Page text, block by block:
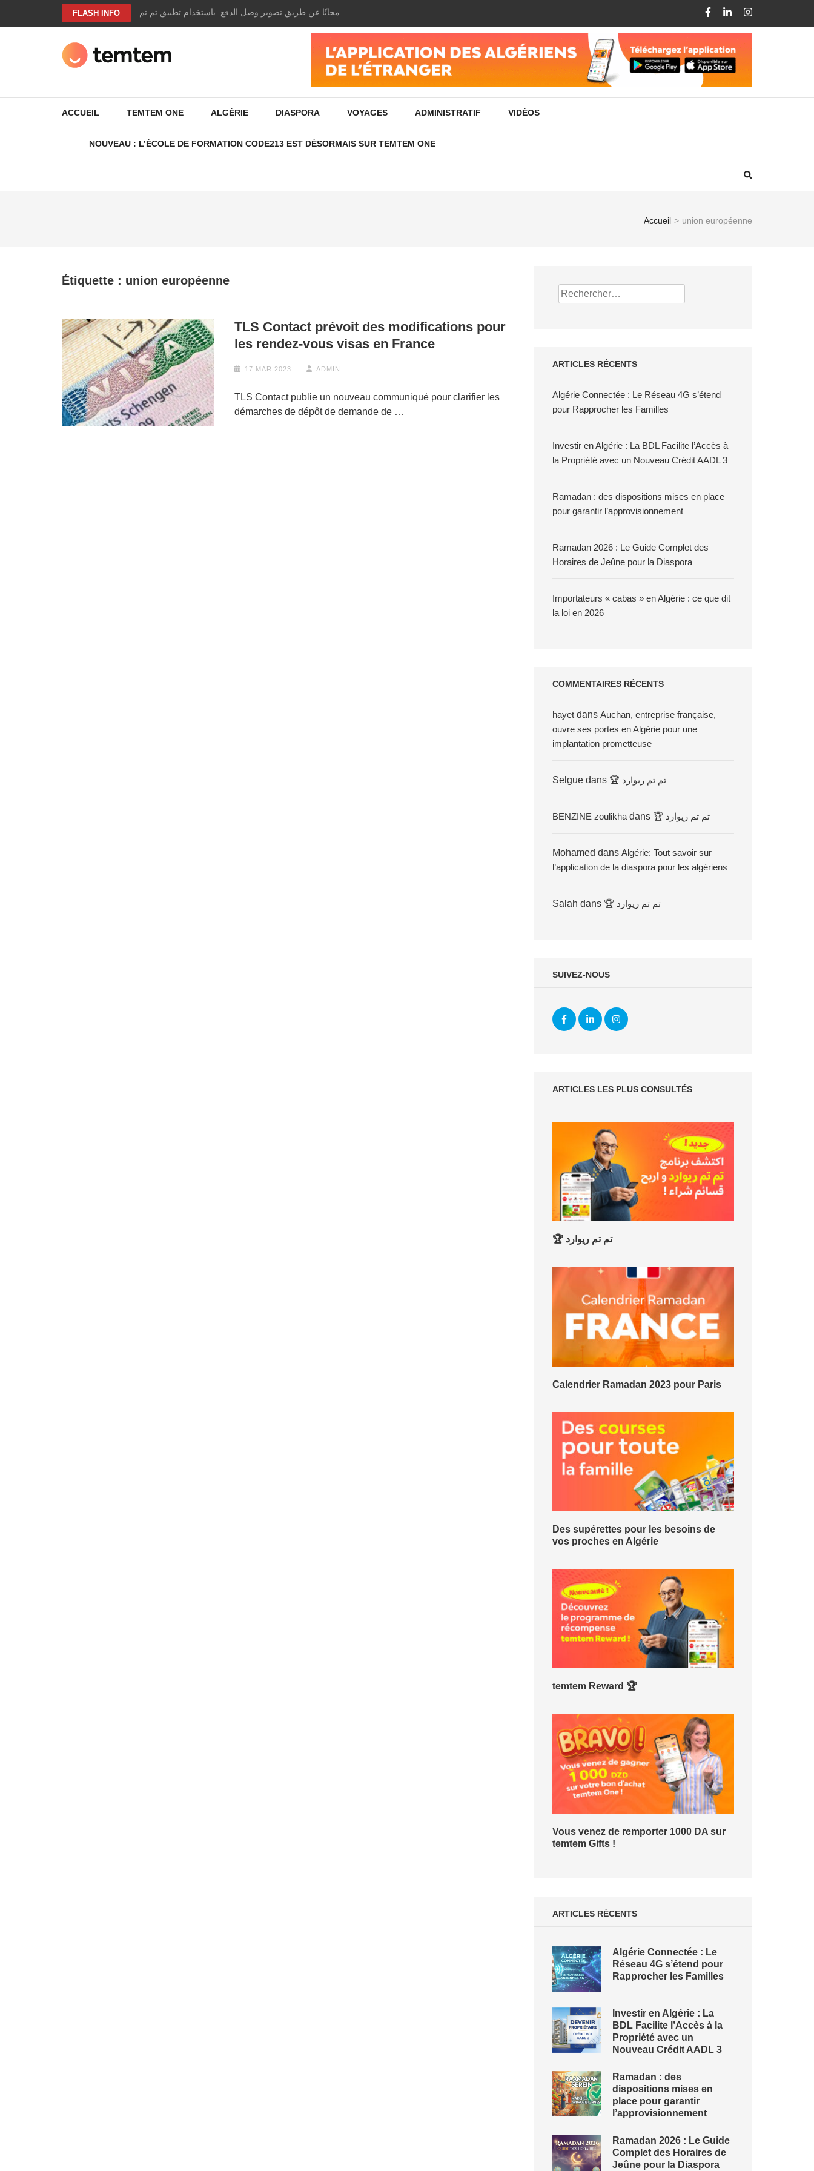
FLASH INFO ادفع فواتير الإنترنت الخاصة بك بسهولة ومجانًا عن طريق تصوير وصل الدفع باستخدام تطبيق تم تم
ACCUEIL TEMTEM ONE ALGÉRIE DIASPORA VOYAGES ADMINISTRATIF VIDÉOS
NOUVEAU : L’ÉCOLE DE FORMATION CODE213 EST DÉSORMAIS SUR TEMTEM ONE
Accueil > union européenne
Étiquette : union européenne
TLS Contact prévoit des modifications pour
les rendez-vous visas en France
17 MAR 2023 ADMIN
TLS Contact publie un nouveau communiqué pour clarifier les
démarches de dépôt de demande de …
Rechercher :
ARTICLES RÉCENTS
Algérie Connectée : Le Réseau 4G s’étend
pour Rapprocher les Familles
Investir en Algérie : La BDL Facilite l’Accès à
la Propriété avec un Nouveau Crédit AADL 3
Ramadan : des dispositions mises en place
pour garantir l’approvisionnement
Ramadan 2026 : Le Guide Complet des
Horaires de Jeûne pour la Diaspora
Importateurs « cabas » en Algérie : ce que dit
la loi en 2026
COMMENTAIRES RÉCENTS
hayet dansAuchan, entreprise française,
ouvre ses portes en Algérie pour une
implantation prometteuse
Selgue dans 🏆 تم تم ريوارد
BENZINE zoulikha dans 🏆 تم تم ريوارد
Mohamed dansAlgérie: Tout savoir sur
l’application de la diaspora pour les algériens
Salah dans 🏆 تم تم ريوارد
SUIVEZ-NOUS
ARTICLES LES PLUS CONSULTÉS
🏆 تم تم ريوارد
Calendrier Ramadan 2023 pour Paris
Des supérettes pour les besoins de
vos proches en Algérie
temtem Reward 🏆
Vous venez de remporter 1000 DA sur
temtem Gifts !
ARTICLES RÉCENTS
Algérie Connectée : Le
Réseau 4G s’étend pour
Rapprocher les Familles
Investir en Algérie : La
BDL Facilite l’Accès à la
Propriété avec un
Nouveau Crédit AADL 3
Ramadan : des
dispositions mises en
place pour garantir
l’approvisionnement
Ramadan 2026 : Le Guide
Complet des Horaires de
Jeûne pour la Diaspora